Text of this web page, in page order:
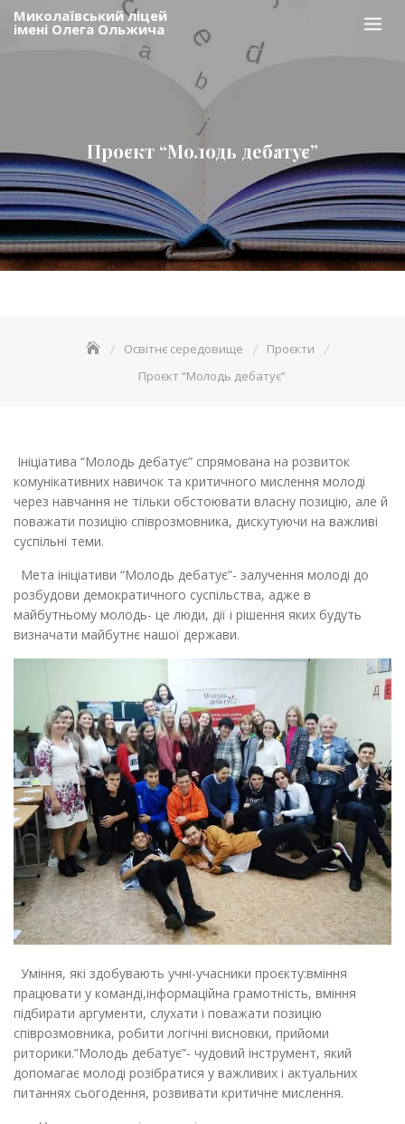
SkipМиколаївський ліцей
імені Олега Ольжича
Проєкт “Молодь дебатує”
Освітнє середовище
Проєкти
Проєкт “Молодь дебатує”
Ініціатива “Молодь дебатує” спрямована на розвиток
комунікативних навичок та критичного мислення молоді
через навчання не тільки обстоювати власну позицію, але й
поважати позицію співрозмовника, дискутуючи на важливі
суспільні теми.
Мета ініціативи “Молодь дебатує”- залучення молоді до
розбудови демократичного суспільства, адже в
майбутньому молодь- це люди, дії і рішення яких будуть
визначати майбутнє нашої держави.
Уміння, які здобувають учні-учасники проєкту:вміння
працювати у команді,інформаційна грамотність, вміння
підбирати аргументи, слухати і поважати позицію
співрозмовника, робити логічні висновки, прийоми
риторики.”Молодь дебатує”- чудовий інструмент, який
допомагає молоді розібратися у важливих і актуальних
питаннях сьогодення, розвивати критичне мислення.